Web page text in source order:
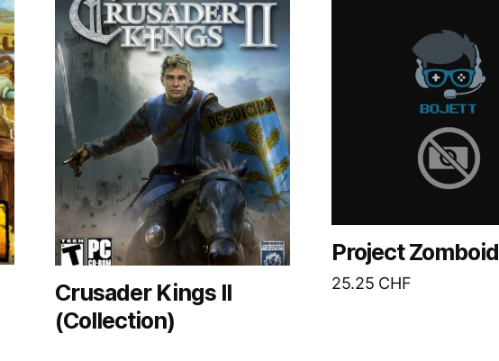
Crusader Kings II
(Collection)
Project Zomboid
25.25 CHF